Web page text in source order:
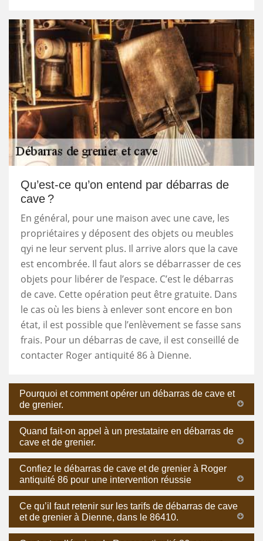
Qu’est-ce qu’on entend par débarras de
cave ?
En général, pour une maison avec une cave, les
propriétaires y déposent des objets ou meubles
qyi ne leur servent plus. Il arrive alors que la cave
est encombrée. Il faut alors se débarrasser de ces
objets pour libérer de l’espace. C’est le débarras
de cave. Cette opération peut être gratuite. Dans
le cas où les biens à enlever sont encore en bon
état, il est possible que l’enlèvement se fasse sans
frais. Pour un débarras de cave, il est conseillé de
contacter Roger antiquité 86 à Dienne.
Pourquoi et comment opérer un débarras de cave et
de grenier.
Quand fait-on appel à un prestataire en débarras de
cave et de grenier.
Confiez le débarras de cave et de grenier à Roger
antiquité 86 pour une intervention réussie
Ce qu’il faut retenir sur les tarifs de débarras de cave
et de grenier à Dienne, dans le 86410.